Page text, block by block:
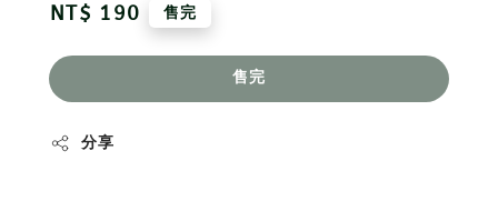
Regular
NT$ 190 售完
售完
分享